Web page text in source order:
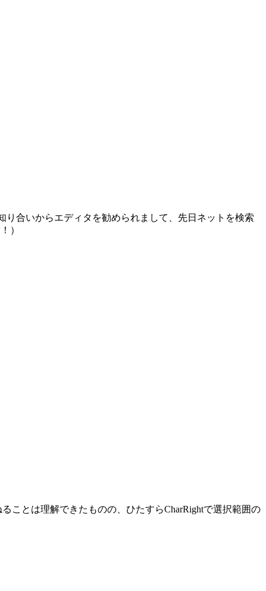
合いからエディタを勧められまして、先日ネットを検索
）
ことは理解できたものの、ひたすらCharRightで選択範囲の